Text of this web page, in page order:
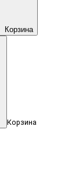
Корзина
Корзина